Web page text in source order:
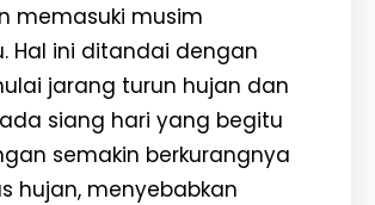
memasuki musim
Hal ini ditandai dengan
jarang turun hujan dan
siang hari yang begitu
semakin berkurangnya
hujan, menyebabkan